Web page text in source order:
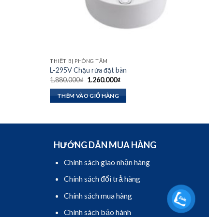
THIẾT BỊ PHÒNG TẮM
L-295V Chậu rửa đặt bàn
1.880.000₫ Giá
là:
1.880.000₫.
1.260.000₫Giá
THÊM VÀO GIỎ HÀNG
HƯỚNG DẪN MUA HÀNG
Chính sách giao nhận hàng
Chính sách đổi trả hàng
Chính sách mua hàng
Chính sách bảo hành